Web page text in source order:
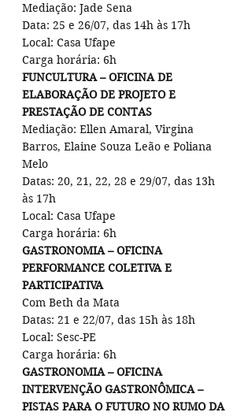
Mediação: Jade Sena
Data: 25 e 26/07, das 14h às 17h
Local: Casa Ufape
Carga horária: 6h
FUNCULTURA – OFICINA DE
ELABORAÇÃO DE PROJETO E
PRESTAÇÃO DE CONTAS
Mediação: Ellen Amaral, Virgina
Barros, Elaine Souza Leão e Poliana
Melo
Datas: 20, 21, 22, 28 e 29/07, das 13h
às 17h
Local: Casa Ufape
Carga horária: 6h
GASTRONOMIA – OFICINA
PERFORMANCE COLETIVA E
PARTICIPATIVA
Com Beth da Mata
Datas: 21 e 22/07, das 15h às 18h
Local: Sesc-PE
Carga horária: 6h
GASTRONOMIA – OFICINA
INTERVENÇÃO GASTRONÔMICA –
PISTAS PARA O FUTURO NO RUMO DA